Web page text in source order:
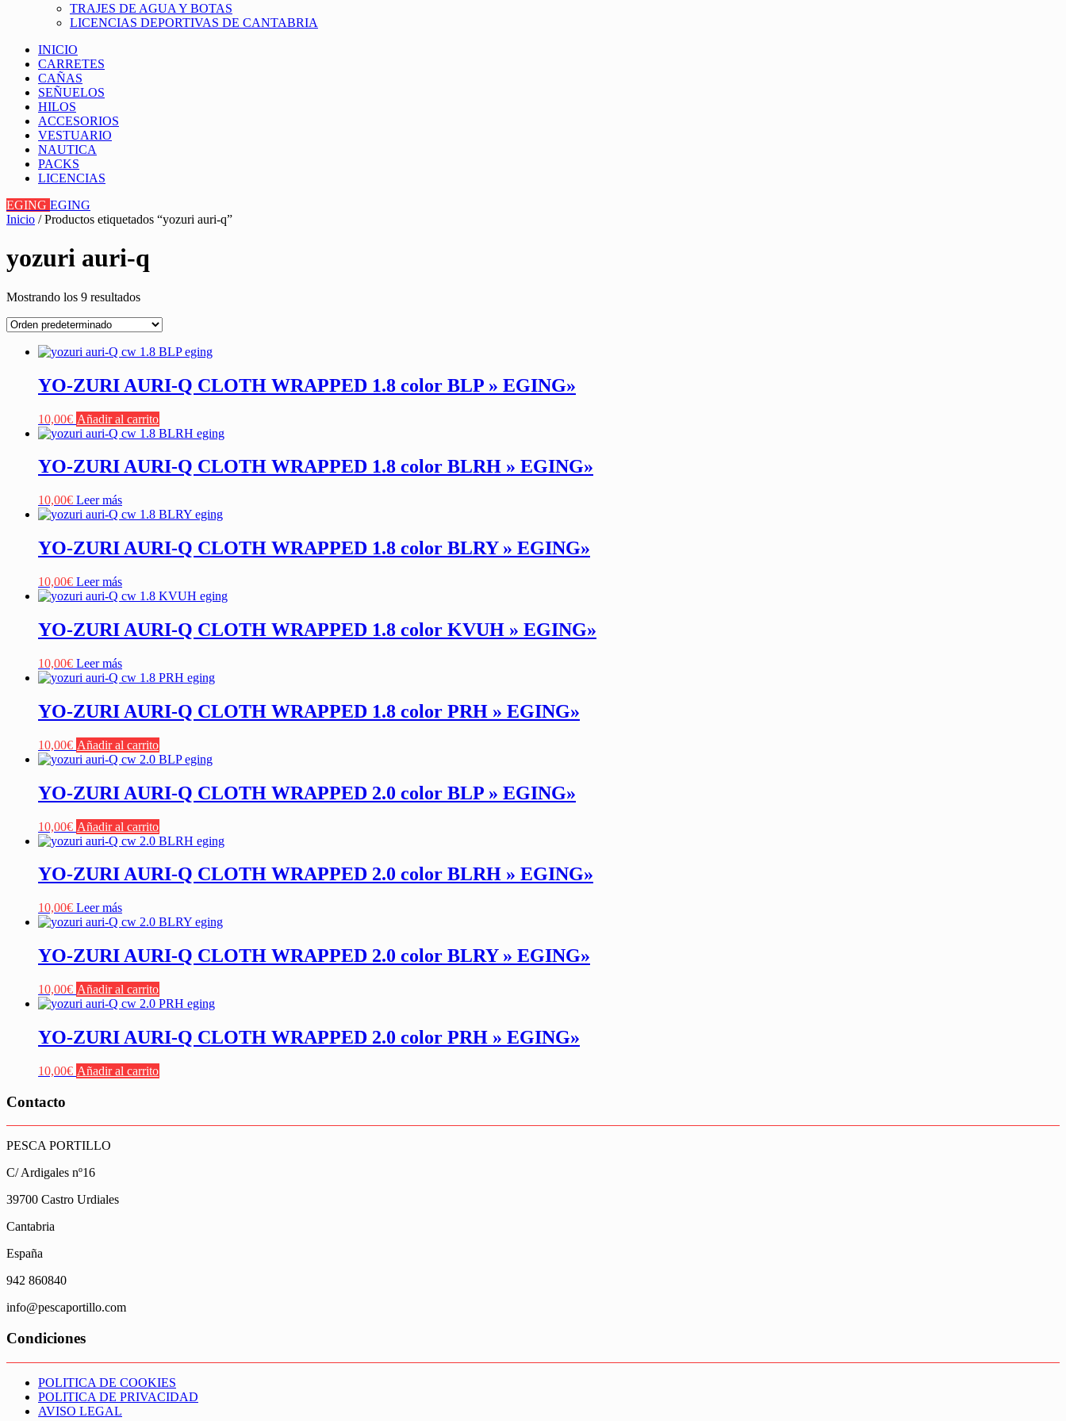
TRAJES DE AGUA Y BOTAS
LICENCIAS DEPORTIVAS DE CANTABRIA
INICIO
CARRETES
CAÑAS
SEÑUELOS
HILOS
ACCESORIOS
VESTUARIO
NAUTICA
PACKS
LICENCIAS
EGING EGING
Inicio / Productos etiquetados “yozuri auri-q”
yozuri auri-q
Mostrando los 9 resultados
YO-ZURI AURI-Q CLOTH WRAPPED 1.8 color BLP » EGING»
10,00€ Añadir al carrito
YO-ZURI AURI-Q CLOTH WRAPPED 1.8 color BLRH » EGING»
10,00€ Leer más
YO-ZURI AURI-Q CLOTH WRAPPED 1.8 color BLRY » EGING»
10,00€ Leer más
YO-ZURI AURI-Q CLOTH WRAPPED 1.8 color KVUH » EGING»
10,00€ Leer más
YO-ZURI AURI-Q CLOTH WRAPPED 1.8 color PRH » EGING»
10,00€ Añadir al carrito
YO-ZURI AURI-Q CLOTH WRAPPED 2.0 color BLP » EGING»
10,00€ Añadir al carrito
YO-ZURI AURI-Q CLOTH WRAPPED 2.0 color BLRH » EGING»
10,00€ Leer más
YO-ZURI AURI-Q CLOTH WRAPPED 2.0 color BLRY » EGING»
10,00€ Añadir al carrito
YO-ZURI AURI-Q CLOTH WRAPPED 2.0 color PRH » EGING»
10,00€ Añadir al carrito
Contacto
PESCA PORTILLO
C/ Ardigales nº16
39700 Castro Urdiales
Cantabria
España
942 860840
info@pescaportillo.com
Condiciones
POLITICA DE COOKIES
POLITICA DE PRIVACIDAD
AVISO LEGAL